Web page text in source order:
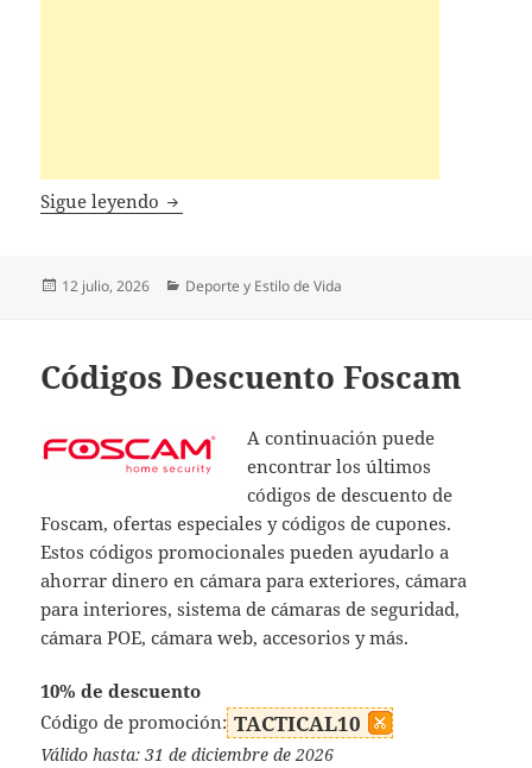
Sigue leyendo Códigos Descuento LEFEET
Publicado
12 julio, 2026 Categorías
Deporte y Estilo de Vida
Códigos Descuento Foscam
A continuación puede
encontrar los últimos
códigos de descuento de
Foscam, ofertas especiales y códigos de cupones.
Estos códigos promocionales pueden ayudarlo a
ahorrar dinero en cámara para exteriores, cámara
para interiores, sistema de cámaras de seguridad,
cámara POE, cámara web, accesorios y más.
10% de descuento
Código de promoción: TACTICAL10
Válido hasta: 31 de diciembre de 2026